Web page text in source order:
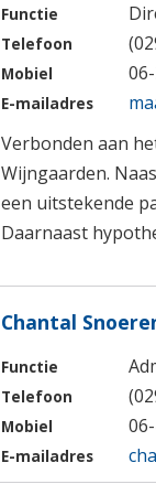
Functie
Telefoon
Mobiel
E-mailadres
Verbonden aan
Wijngaarden.
een uitstekende
Daarnaast
Chantal
Functie
Telefoon
Mobiel
E-mailadres